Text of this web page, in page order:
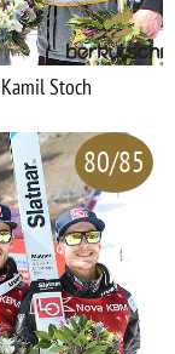
Stoch
80/85